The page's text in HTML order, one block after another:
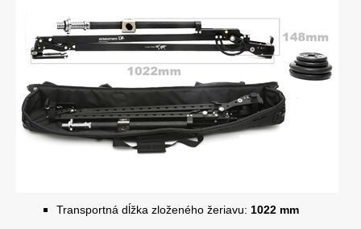
Transportná dĺžka zloženého žeriavu: 1022 mm